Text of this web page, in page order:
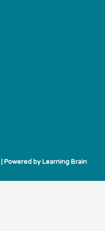
| Powered byLearning Brain